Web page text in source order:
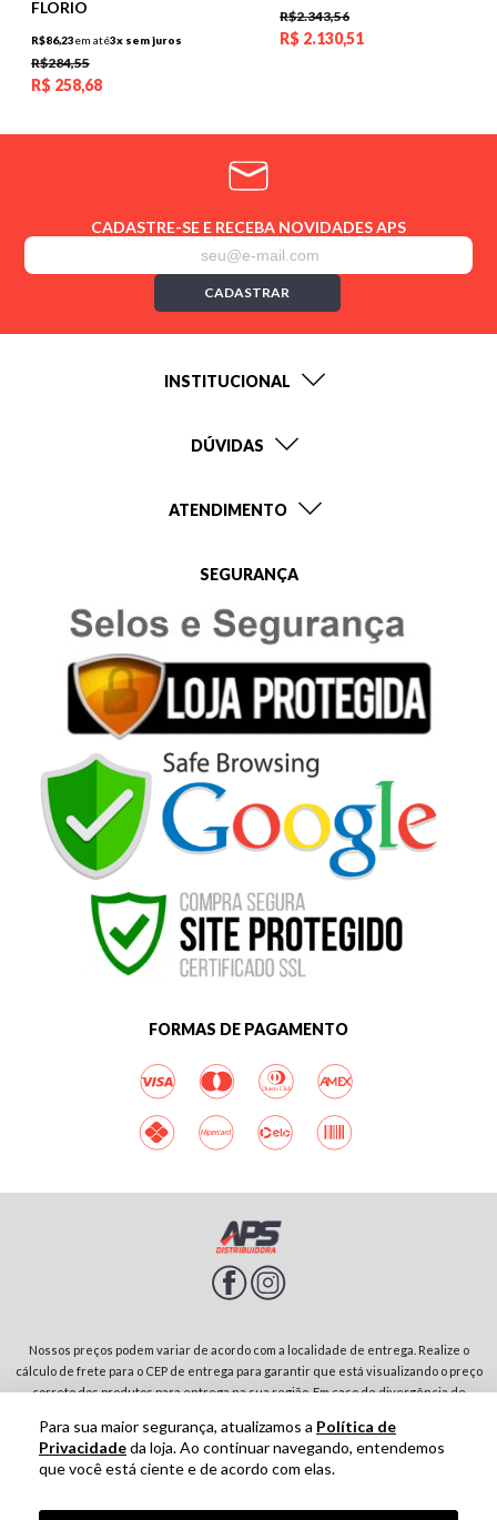
FLORIO
R$86,23em até3x sem juros
R$284,55
R$ 258,68
R$2.343,56
R$ 2.130,51
Para sua maior segurança, atualizamos a Política de
Privacidadeda loja. Ao continuar navegando, entendemos
que você está ciente e de acordo com elas.
CADASTRE-SE E RECEBA NOVIDADES APS
CADASTRAR
INSTITUCIONAL
DÚVIDAS
ATENDIMENTO
SEGURANÇA
FORMAS DE PAGAMENTO
Nossos preços podem variar de acordo com a localidade de entrega. Realize o
cálculo de frete para o CEP de entrega para garantir que está visualizando o preço
correto dos produtos para entrega na sua região. Em caso de divergência de
no carrinho de compras. Rodovia SP-342, Parque Residencial Jardim São Domingos |
13874-243-São João da Boa Vista-SP | CNPJ: 01.910.513/0001-00
Tecnologia